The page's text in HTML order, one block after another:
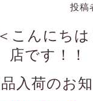
投稿
＜こんにち
店です！！
入荷のお